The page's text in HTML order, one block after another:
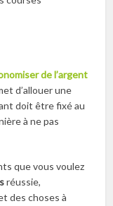
del’argent
d’allouer une
doit être fixé au
à ne pas
que vous voulez
réussie,
des choses à